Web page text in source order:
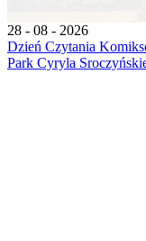
28 - 08 - 2026
Dzień Czytania
Park Cyryla